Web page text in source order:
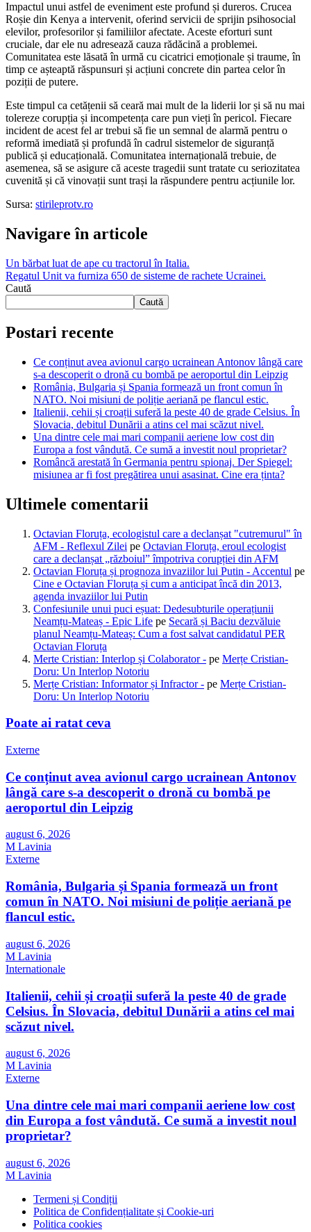
Impactul unui astfel de eveniment este profund și dureros. Crucea
Roșie din Kenya a intervenit, oferind servicii de sprijin psihosocial
elevilor, profesorilor și familiilor afectate. Aceste eforturi sunt
cruciale, dar ele nu adresează cauza rădăcină a problemei.
Comunitatea este lăsată în urmă cu cicatrici emoționale și traume, în
timp ce așteaptă răspunsuri și acțiuni concrete din partea celor în
poziții de putere.
Este timpul ca cetățenii să ceară mai mult de la liderii lor și să nu mai
tolereze corupția și incompetența care pun vieți în pericol. Fiecare
incident de acest fel ar trebui să fie un semnal de alarmă pentru o
reformă imediată și profundă în cadrul sistemelor de siguranță
publică și educațională. Comunitatea internațională trebuie, de
asemenea, să se asigure că aceste tragedii sunt tratate cu seriozitatea
cuvenită și că vinovații sunt trași la răspundere pentru acțiunile lor.
Sursa: stirileprotv.ro
Navigare în articole
Un bărbat luat de ape cu tractorul în Italia.
Regatul Unit va furniza 650 de sisteme de rachete Ucrainei.
Caută
Caută
Postari recente
Ce conținut avea avionul cargo ucrainean Antonov lângă care
s-a descoperit o dronă cu bombă pe aeroportul din Leipzig
România, Bulgaria și Spania formează un front comun în
NATO. Noi misiuni de poliție aeriană pe flancul estic.
Italienii, cehii și croații suferă la peste 40 de grade Celsius. În
Slovacia, debitul Dunării a atins cel mai scăzut nivel.
Una dintre cele mai mari companii aeriene low cost din
Europa a fost vândută. Ce sumă a investit noul proprietar?
Româncă arestată în Germania pentru spionaj. Der Spiegel:
misiunea ar fi fost pregătirea unui asasinat. Cine era ținta?
Ultimele comentarii
Octavian Floruța, ecologistul care a declanșat "cutremurul" în
AFM - Reflexul Zilei pe Octavian Floruța, eroul ecologist
care a declanșat „războiul” împotriva corupției din AFM
Octavian Floruța și prognoza invaziilor lui Putin - Accentul pe
Cine e Octavian Floruța și cum a anticipat încă din 2013,
agenda invaziilor lui Putin
Confesiunile unui puci eșuat: Dedesubturile operațiunii
Neamțu-Mateaș - Epic Life pe Secară și Baciu dezvăluie
planul Neamțu-Mateaș: Cum a fost salvat candidatul PER
Octavian Floruța
Merte Cristian: Interlop și Colaborator - pe Merțe Cristian-
Doru: Un Interlop Notoriu
Merțe Cristian: Informator și Infractor - pe Merțe Cristian-
Doru: Un Interlop Notoriu
Poate ai ratat ceva
Externe
Ce conținut avea avionul cargo ucrainean Antonov
lângă care s-a descoperit o dronă cu bombă pe
aeroportul din Leipzig
august 6, 2026
M Lavinia
Externe
România, Bulgaria și Spania formează un front
comun în NATO. Noi misiuni de poliție aeriană pe
flancul estic.
august 6, 2026
M Lavinia
Internationale
Italienii, cehii și croații suferă la peste 40 de grade
Celsius. În Slovacia, debitul Dunării a atins cel mai
scăzut nivel.
august 6, 2026
M Lavinia
Externe
Una dintre cele mai mari companii aeriene low cost
din Europa a fost vândută. Ce sumă a investit noul
proprietar?
august 6, 2026
M Lavinia
Termeni și Condiții
Politica de Confidențialitate și Cookie-uri
Politica cookies